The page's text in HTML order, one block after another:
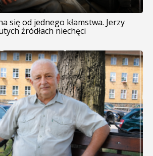
się od jednego kłamstwa. Jerzy
źródłach niechęci